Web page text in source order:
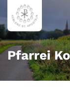
Zum Inhalt
Pfarrei